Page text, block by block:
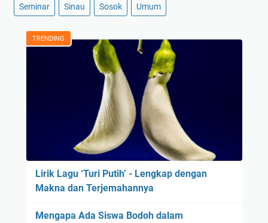
Seminar Sinau Sosok Umum
TRENDING
Lirik Lagu ‘Turi Putih’ - Lengkap dengan
Makna dan Terjemahannya
Mengapa Ada Siswa Bodoh dalam